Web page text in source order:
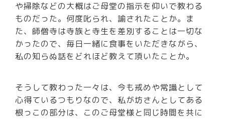
や掃除などの大概はご母堂の指示を仰いで教わる
ものだった。何度叱られ、諭されたことか。ま
た、師僧寺は寺族と寺生を差別することは一切な
かったので、毎日一緒に食事をいただきながら、
私の知らぬ話をどれほど教えて頂いたことか。
そうして教わった一々は、今も戒めや常識として
心得ているつもりなので、私が坊さんとしてある
根っこの部分は、このご母堂様と同じ時間を共に